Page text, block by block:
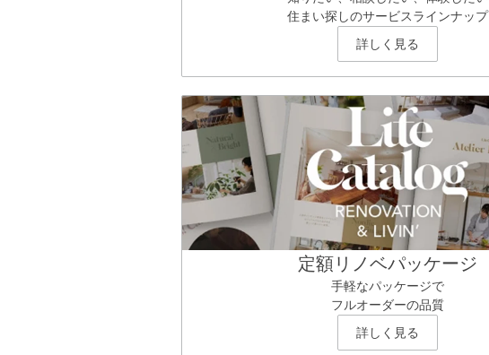
住まい探しのサービスラインナップ
詳しく見る
定額リノベパッケージ
手軽なパッケージで
フルオーダーの品質
詳しく見る